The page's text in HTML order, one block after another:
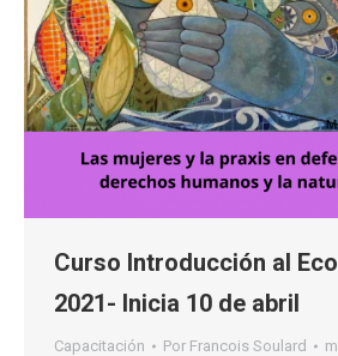
Curso Introducción al
2021- Inicia 10 de abril
Capacitación Por Francois Soulard